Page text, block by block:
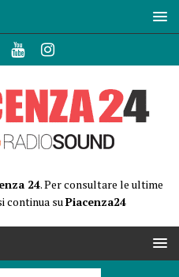
24. Per consultare le ultime
continua suPiacenza24